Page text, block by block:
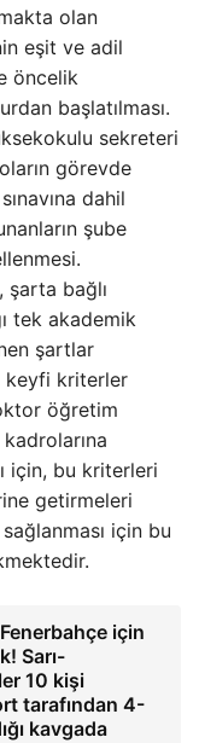
olan
eşit ve adil
öncelik
başlatılması.
sekreteri
görevde
dahil
şube
bağlı
tek akademik
şartlar
keyfi kriterler
öğretim
için, bu kriterleri
getirmeleri
için bu
için
Sarı-
10 kişi
tarafından 4-
kavgada